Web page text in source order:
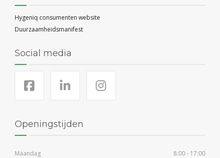
Hygeniq consumenten website
Duurzaamheidsmanifest
Social media
Openingstijden
Maandag 8:00 - 17:00